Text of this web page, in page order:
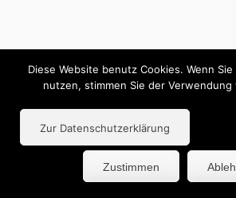
Diese Website benutz Cookies. Wenn
nutzen, stimmen Sie der Verwendung
Zur Datenschutzerklärung
Zustimmen